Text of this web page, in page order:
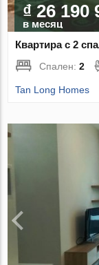
₫ 26 190
в месяц
Квартира с 2
Спален:2
Tan Long Homes